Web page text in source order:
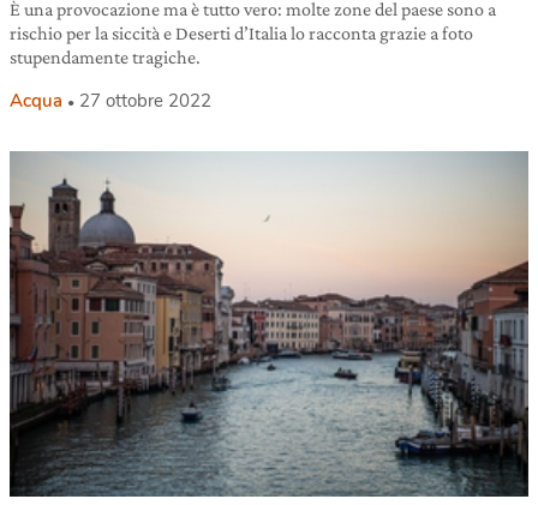
È una provocazione ma è tutto vero: molte zone del paese sono a
rischio per la siccità e Deserti d’Italia lo racconta grazie a foto
stupendamente tragiche.
Acqua 27 ottobre 2022